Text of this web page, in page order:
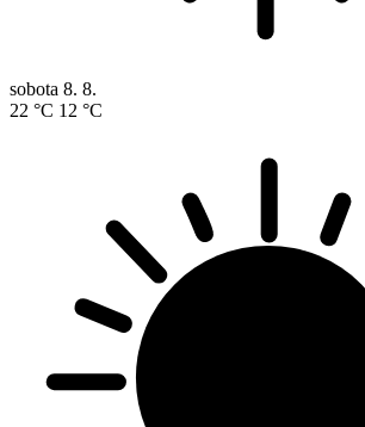
sobota 8. 8.
22 °C 12 °C